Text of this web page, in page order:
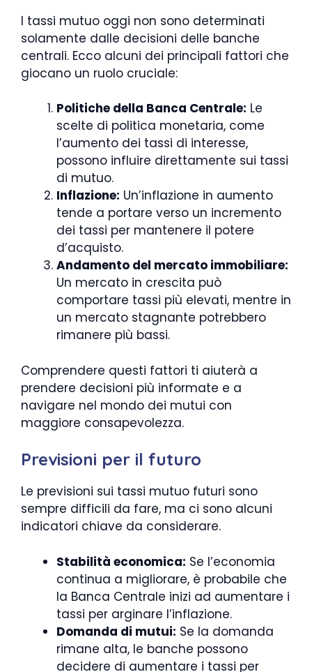
I tassi mutuo oggi non sono determinati
solamente dalle decisioni delle banche
centrali. Ecco alcuni dei principali fattori che
giocano un ruolo cruciale:
Politiche della Banca Centrale: Le
scelte di politica monetaria, come
l’aumento dei tassi di interesse,
possono influire direttamente sui tassi
di mutuo.
Inflazione: Un’inflazione in aumento
tende a portare verso un incremento
dei tassi per mantenere il potere
d’acquisto.
Andamento del mercato immobiliare:
Un mercato in crescita può
comportare tassi più elevati, mentre in
un mercato stagnante potrebbero
rimanere più bassi.
Comprendere questi fattori ti aiuterà a
prendere decisioni più informate e a
navigare nel mondo dei mutui con
maggiore consapevolezza.
Previsioni per il futuro
Le previsioni sui tassi mutuo futuri sono
sempre difficili da fare, ma ci sono alcuni
indicatori chiave da considerare.
Stabilità economica: Se l’economia
continua a migliorare, è probabile che
la Banca Centrale inizi ad aumentare i
tassi per arginare l’inflazione.
Domanda di mutui: Se la domanda
rimane alta, le banche possono
decidere di aumentare i tassi per